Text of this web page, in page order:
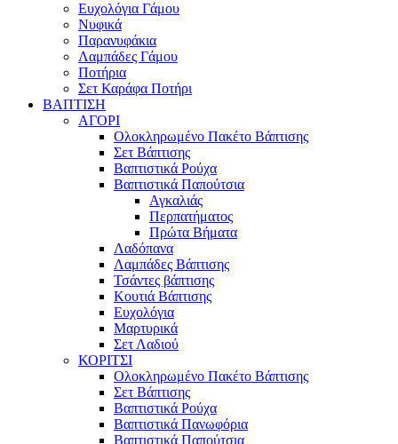
Ευχολόγια Γάμου
Νυφικά
Παρανυφάκια
Λαμπάδες Γάμου
Ποτήρια
Σετ Καράφα Ποτήρι
ΒΑΠΤΙΣΗ
ΑΓΟΡΙ
Ολοκληρωμένο Πακέτο Βάπτισης
Σετ Βάπτισης
Βαπτιστικά Ρούχα
Βαπτιστικά Παπούτσια
Αγκαλιάς
Περπατήματος
Πρώτα Βήματα
Λαδόπανα
Λαμπάδες Βάπτισης
Τσάντες βάπτισης
Κουτιά Βάπτισης
Ευχολόγια
Μαρτυρικά
Σετ Λαδιού
ΚΟΡΙΤΣΙ
Ολοκληρωμένο Πακέτο Βάπτισης
Σετ Βάπτισης
Βαπτιστικά Ρούχα
Βαπτιστικά Πανωφόρια
Βαπτιστικά Παπούτσια